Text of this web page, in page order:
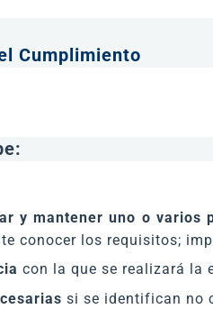
Cumplimiento
y mantener uno o varios
conocer los requisitos;
con la que se realizará la
si se identifican no